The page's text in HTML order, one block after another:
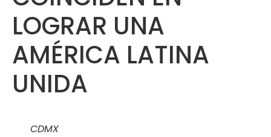
LOGRAR UNA
AMÉRICA LATINA
UNIDA
CDMX